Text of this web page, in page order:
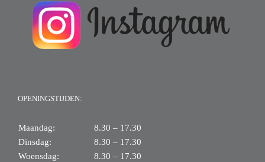
OPENINGSTIJDEN:
Maandag:
8.30 – 17.30
Dinsdag:
8.30 – 17.30
Woensdag:
8.30 – 17.30